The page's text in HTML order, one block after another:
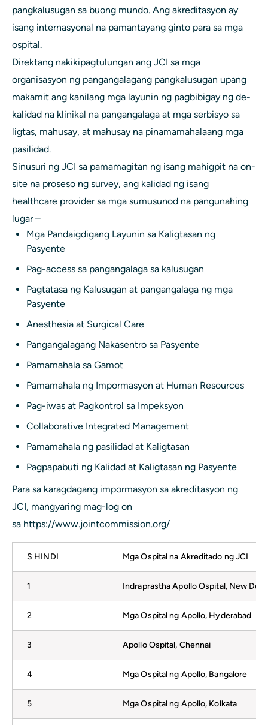
pangkalusugan sa buong mundo. Ang akreditasyon ay
isang internasyonal na pamantayang ginto para sa mga
ospital.
Direktang nakikipagtulungan ang JCI sa mga
organisasyon ng pangangalagang pangkalusugan upang
makamit ang kanilang mga layunin ng pagbibigay ng de-
kalidad na klinikal na pangangalaga at mga serbisyo sa
ligtas, mahusay, at mahusay na pinamamahalaang mga
pasilidad.
Sinusuri ng JCI sa pamamagitan ng isang mahigpit na on-
site na proseso ng survey, ang kalidad ng isang
healthcare provider sa mga sumusunod na pangunahing
lugar –
Mga Pandaigdigang Layunin sa Kaligtasan ng
Pasyente
Pag-access sa pangangalaga sa kalusugan
Pagtatasa ng Kalusugan at pangangalaga ng mga
Pasyente
Anesthesia at Surgical Care
Pangangalagang Nakasentro sa Pasyente
Pamamahala sa Gamot
Pamamahala ng Impormasyon at Human Resources
Pag-iwas at Pagkontrol sa Impeksyon
Collaborative Integrated Management
Pamamahala ng pasilidad at Kaligtasan
Pagpapabuti ng Kalidad at Kaligtasan ng Pasyente
Para sa karagdagang impormasyon sa akreditasyon ng
JCI, mangyaring mag-log on
sa https://www.jointcommission.org/
S HINDI Mga Ospital na Akreditado ng JCI
1 Indraprastha Apollo Ospital, New Delhi
2 Mga Ospital ng Apollo, Hyderabad
3 Apollo Ospital, Chennai
4 Mga Ospital ng Apollo, Bangalore
5 Mga Ospital ng Apollo, Kolkata